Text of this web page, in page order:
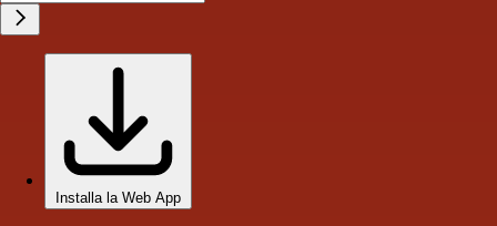
Installa la Web App